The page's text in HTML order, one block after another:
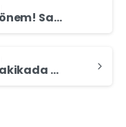
Ev aletlerinde yeni dönem! Samsung Bespoke AI neler sunuyor?
Vestel’den Togg’u 5 dakikada şarj edebilecek güçte şarj istasyonu!